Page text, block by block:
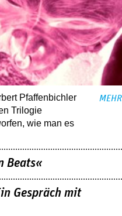
Pfaffenbichler
Trilogie
wie man es
MEHR
Beats«
Gespräch mit